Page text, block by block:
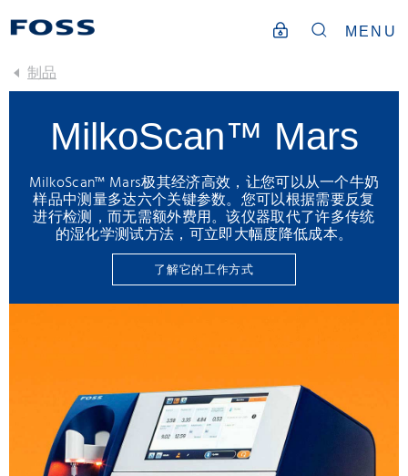
MENU
制品
MilkoScan™ Mars
MilkoScan™ Mars极其经济高效，让您可以从一个牛奶
样品中测量多达六个关键参数。您可以根据需要反复
进行检测，而无需额外费用。该仪器取代了许多传统
的湿化学测试方法，可立即大幅度降低成本。
了解它的工作方式